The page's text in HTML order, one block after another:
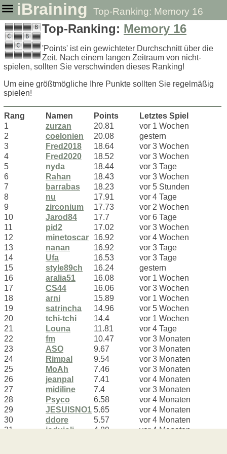
iBraining Top-Ranking: Memory 16
Top-Ranking: Memory 16
'Points' ist ein gewichteter Durchschnitt über die
Zeit. Nach einem langen Zeitraum von nicht-
spielen, sollten Sie verschwinden dieses Ranking!
Um eine größtmögliche Ihre Punkte sollten Sie regelmäßig
spielen!
Rang Namen Points
Letztes Spiel
1
zurzan 20.81
vor 1 Wochen
2
coelonien 20.08
gestern
3
Fred2018 18.64
vor 3 Wochen
4
Fred2020 18.52
vor 3 Wochen
5
nyda 18.44
vor 3 Tage
6
Rahan 18.43
vor 3 Wochen
7
barrabas 18.23
vor 5 Stunden
8
nu 17.91
vor 4 Tage
9
zirconium 17.73
vor 2 Wochen
10
Jarod84 17.7
vor 6 Tage
11
pid2 17.02
vor 3 Wochen
12
minetoscar 16.92
vor 4 Wochen
13
nanan 16.92
vor 3 Tage
14
Ufa 16.53
vor 3 Tage
15
style89ch 16.24
gestern
16
aralia51 16.08
vor 1 Wochen
17
CS44 16.06
vor 3 Wochen
18
arni 15.89
vor 1 Wochen
19
satrincha 14.96
vor 5 Wochen
20
tchi-tchi 14.4
vor 1 Wochen
21
Louna 11.81
vor 4 Tage
22
fm 10.47
vor 3 Monaten
23
ASO 9.67
vor 3 Monaten
24
Rimpal 9.54
vor 3 Monaten
25
MoAh 7.46
vor 3 Monaten
26
jeanpal 7.41
vor 4 Monaten
27
midiline 7.4
vor 3 Monaten
28
Psyco 6.58
vor 4 Monaten
29
JESUISNO1 5.65
vor 4 Monaten
30
ddore 5.57
vor 4 Monaten
31
jodujoli 4.89
vor 4 Monaten